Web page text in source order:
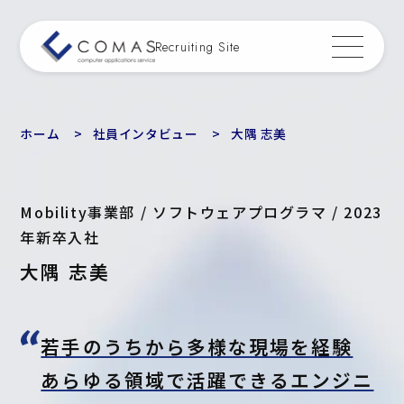
Recruiting Site
ホーム 社員インタビュー 大隅 志美
Mobility事業部 / ソフトウェアプログラマ / 2023
年新卒入社
大隅 志美
若手のうちから多様な現場を経験
あらゆる領域で活躍できるエンジニ